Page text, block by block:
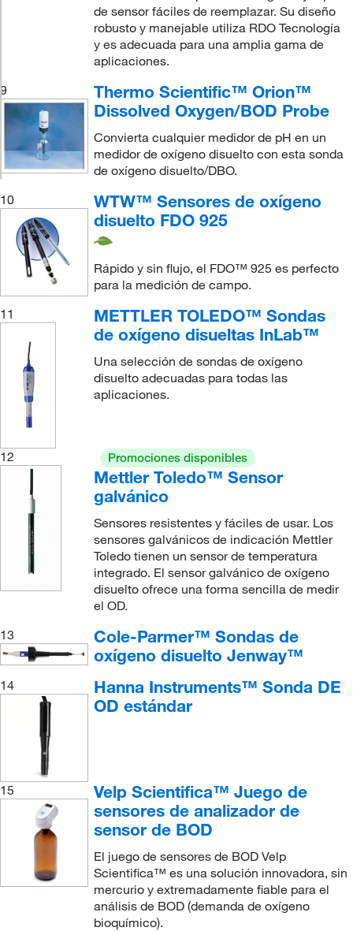
de sensor fáciles de reemplazar. Su diseño
robusto y manejable utiliza RDO Tecnología
y es adecuada para una amplia gama de
aplicaciones.
9
Thermo Scientific™ Orion™
Dissolved Oxygen/BOD Probe
Convierta cualquier medidor de pH en un
medidor de oxígeno disuelto con esta sonda
de oxígeno disuelto/DBO.
10
WTW™ Sensores de oxígeno
disuelto FDO 925
Rápido y sin flujo, el FDO™ 925 es perfecto
para la medición de campo.
11
METTLER TOLEDO™ Sondas
de oxígeno disueltas InLab™
Una selección de sondas de oxígeno
disuelto adecuadas para todas las
aplicaciones.
12 Promociones disponibles
Mettler Toledo™ Sensor
galvánico
Sensores resistentes y fáciles de usar. Los
sensores galvánicos de indicación Mettler
Toledo tienen un sensor de temperatura
integrado. El sensor galvánico de oxígeno
disuelto ofrece una forma sencilla de medir
el OD.
13
Cole-Parmer™ Sondas de
oxígeno disuelto Jenway™
14
Hanna Instruments™ Sonda DE
OD estándar
15
Velp Scientifica™ Juego de
sensores de analizador de
sensor de BOD
El juego de sensores de BOD Velp
Scientifica™ es una solución innovadora, sin
mercurio y extremadamente fiable para el
análisis de BOD (demanda de oxígeno
bioquímico).